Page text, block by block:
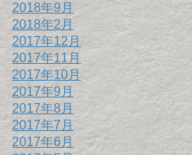
2018年9月
2018年2月
2017年12月
2017年11月
2017年10月
2017年9月
2017年8月
2017年7月
2017年6月